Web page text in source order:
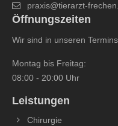
praxis@tierarzt-
Öffnungszeiten
Wir sind in unseren
Montag bis Freitag:
08:00 - 20:00 Uhr
Leistungen
Chirurgie